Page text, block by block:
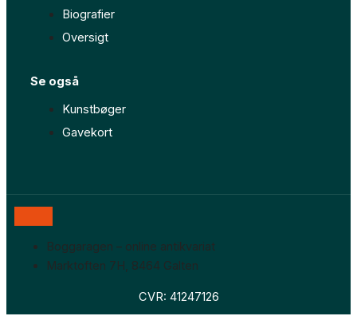
Biografier
Oversigt
Se også
Kunstbøger
Gavekort
Boggaragen – online antikvariat
Marktoften 7H, 8464 Galten
CVR: 41247126